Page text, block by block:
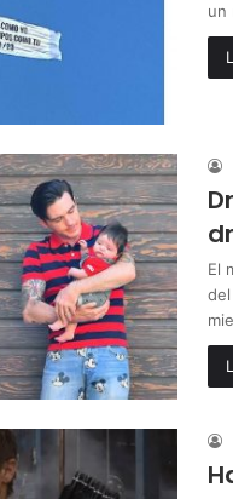
un
El